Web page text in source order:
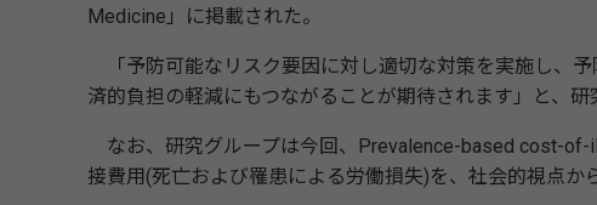
Medicine」に掲載された。
「予防可能なリスク要因に対し適切な対策を実施し、
済的負担の軽減にもつながることが期待されます」と、研
なお、研究グループは今回、Prevalence-based cost-
接費用(死亡および罹患による労働損失)を、社会的視点か